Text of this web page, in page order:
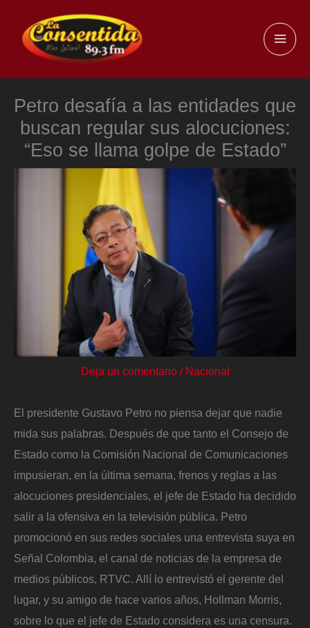
contenido
Petro desafía a las entidades que
buscan regular sus alocuciones:
“Eso se llama golpe de Estado”
Deja un comentario / Nacional
El presidente Gustavo Petro no piensa dejar que nadie
mida sus palabras. Después de que tanto el Consejo de
Estado como la Comisión Nacional de Comunicaciones
impusieran, en la última semana, frenos y reglas a las
alocuciones presidenciales, el jefe de Estado ha decidido
salir a la ofensiva en la televisión pública. Petro
promocionó en sus redes sociales una entrevista suya en
Señal Colombia, el canal de noticias de la empresa de
medios públicos, RTVC. Allí lo entrevistó el gerente del
lugar, y su amigo de hace varios años, Hollman Morris,
sobre lo que el jefe de Estado considera es una censura.